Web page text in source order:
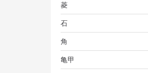
菱
石
角
亀甲